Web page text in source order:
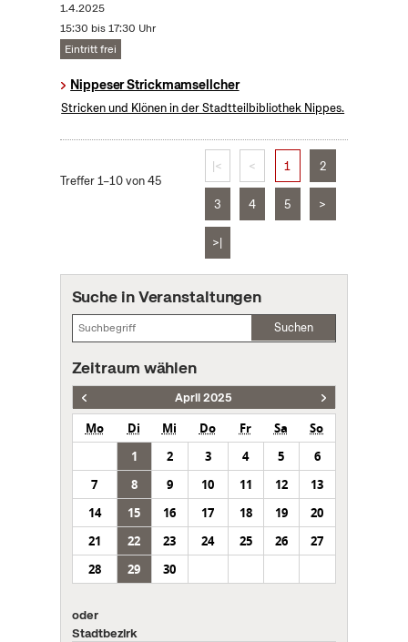
1.4.2025
15:30 bis 17:30 Uhr
Eintritt frei
Nippeser Strickmamsellcher
Stricken und Klönen in der Stadtteilbibliothek Nippes.
Treffer 1–10 von 45
|< < 1 2
3 4 5 >
>|
Suche in Veranstaltungen
Suchen
Zeitraum wählen
April 2025
Mo Di Mi Do Fr Sa
So
1
2 3 4 5
6
7
8 9 10 11 12
13
14
15 16 17 18 19
20
21
22 23 24 25 26
27
28
29 30
oder
Stadtbezirk